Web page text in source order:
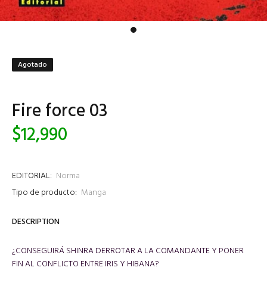
Agotado
Fire force 03
$12,990
EDITORIAL: Norma
Tipo de producto: Manga
DESCRIPTION
¿CONSEGUIRÁ SHINRA DERROTAR A LA COMANDANTE Y PONER
FIN AL CONFLICTO ENTRE IRIS Y HIBANA?